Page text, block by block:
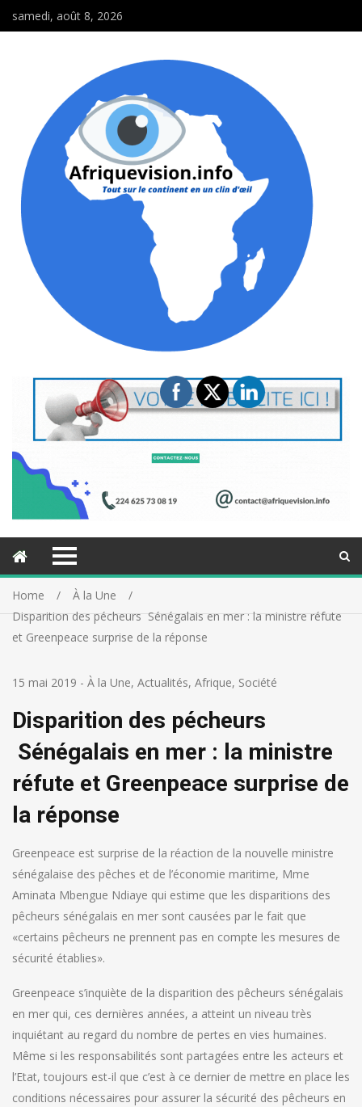
samedi, août 8, 2026
Home
À la Une
Disparition des pécheurs Sénégalais en mer : la ministre réfute
et Greenpeace surprise de la réponse
15 mai 2019 - À la Une, Actualités, Afrique, Société
Disparition des pécheurs
Sénégalais en mer : la ministre
réfute et Greenpeace surprise de
la réponse
Greenpeace est surprise de la réaction de la nouvelle ministre
sénégalaise des pêches et de l’économie maritime, Mme
Aminata Mbengue Ndiaye qui estime que les disparitions des
pêcheurs sénégalais en mer sont causées par le fait que
«certains pêcheurs ne prennent pas en compte les mesures de
sécurité établies».
Greenpeace s’inquiète de la disparition des pêcheurs sénégalais
en mer qui, ces dernières années, a atteint un niveau très
inquiétant au regard du nombre de pertes en vies humaines.
Même si les responsabilités sont partagées entre les acteurs et
l’Etat, toujours est-il que c’est à ce dernier de mettre en place les
conditions nécessaires pour assurer la sécurité des pêcheurs en